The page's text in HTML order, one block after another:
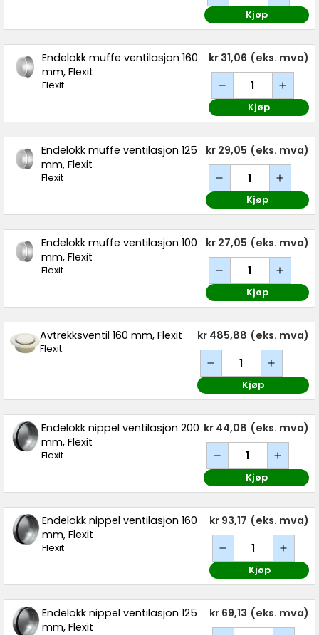
Kjøp
Endelokk muffe ventilasjon 160
mm, Flexit
Flexit
kr 31,06 (eks. mva)
Kjøp
Endelokk muffe ventilasjon 125
mm, Flexit
Flexit
kr 29,05 (eks. mva)
Kjøp
Endelokk muffe ventilasjon 100
mm, Flexit
Flexit
kr 27,05 (eks. mva)
Kjøp
Avtrekksventil 160 mm, Flexit
Flexit
kr 485,88 (eks. mva)
Kjøp
Endelokk nippel ventilasjon 200
mm, Flexit
Flexit
kr 44,08 (eks. mva)
Kjøp
Endelokk nippel ventilasjon 160
mm, Flexit
Flexit
kr 93,17 (eks. mva)
Kjøp
Endelokk nippel ventilasjon 125
mm, Flexit
kr 69,13 (eks. mva)